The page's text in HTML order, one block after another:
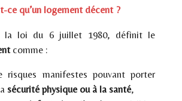
ce qu’un logement décent ?
la loi du 6 juillet 1980, définit le
comme :
risques manifestes pouvant porter
sécurité physique ou à la santé,